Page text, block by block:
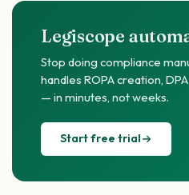
Legiscope
Stop doing compliance
handles ROPA creation,
— in minutes, not weeks.
Start free trial